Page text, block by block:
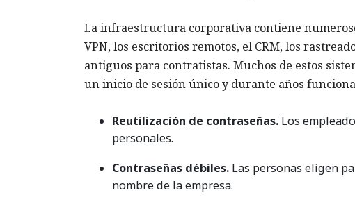
La infraestructura corporativa contiene
VPN, los escritorios remotos, el CRM, los
antiguos para contratistas. Muchos de estos
un inicio de sesión único y durante años
Reutilización de contraseñas. Los
personales.
Contraseñas débiles. Las personas eligen
nombre de la empresa.